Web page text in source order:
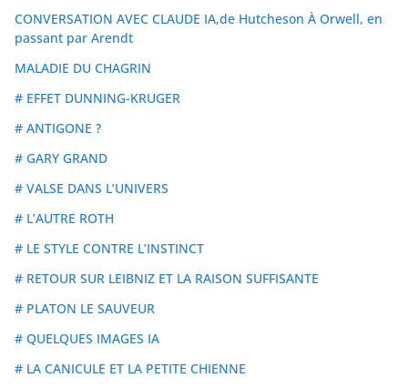
CONVERSATION AVEC CLAUDE IA,de Hutcheson À Orwell, en
passant par Arendt
MALADIE DU CHAGRIN
# EFFET DUNNING-KRUGER
# ANTIGONE ?
# GARY GRAND
# VALSE DANS L’UNIVERS
# L’AUTRE ROTH
# LE STYLE CONTRE L’INSTINCT
# RETOUR SUR LEIBNIZ ET LA RAISON SUFFISANTE
# PLATON LE SAUVEUR
# QUELQUES IMAGES IA
# LA CANICULE ET LA PETITE CHIENNE